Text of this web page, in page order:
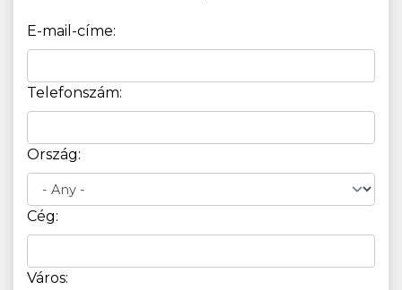
E-mail-címe:
Telefonszám:
Ország:
Cég:
Város: